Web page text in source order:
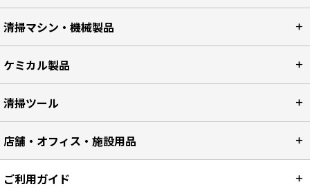
清掃マシン・機械製品
ケミカル製品
清掃ツール
店舗・オフィス・施設用品
ご利用ガイド